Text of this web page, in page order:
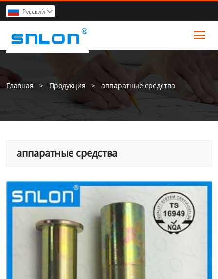
Pусский 
Главная > Продукция > аппаратные средства
аппаратные средства